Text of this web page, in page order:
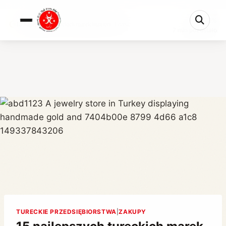
15 najlepszych tureckich marek biżuterii: Przew...
7 min pozostało
TURECKIE PRZEDSIĘBIORSTWA |ZAKUPY